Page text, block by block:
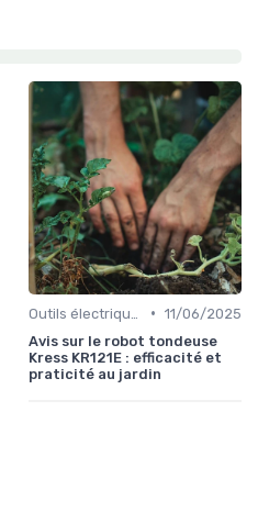
• 11/06/2025
Avis sur le robot tondeuse
Kress KR121E : efficacité et
praticité au jardin